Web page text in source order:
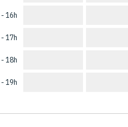
16h
17h
18h
19h